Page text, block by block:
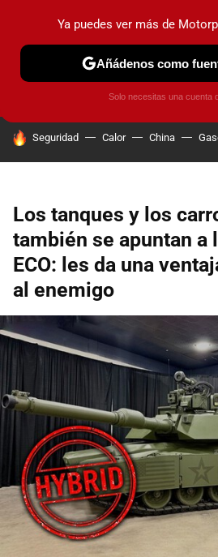
PRUEBAS COCHES ELÉCTRICOS
HOY SE HABLA DE
Seguridad Calor China
Los tanques y los
también se apuntan a
ECO: les da una
al enemigo
Ya puedes ver más de
Añádenos como
Solo necesitas una cuenta